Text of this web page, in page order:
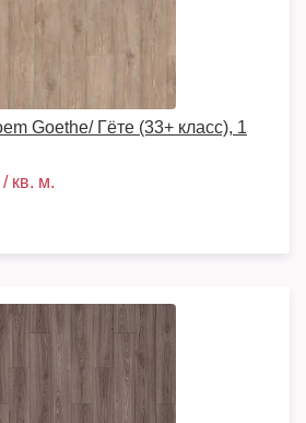
Goethe/ Гёте (33+ класс), 1
/ кв. м.